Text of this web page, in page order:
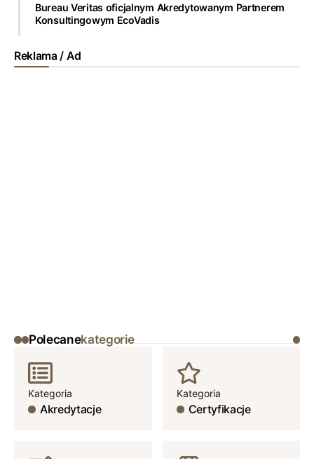
Bureau Veritas oficjalnym Akredytowanym Partnerem
Konsultingowym EcoVadis
Reklama / Ad
Polecanekategorie
Kategoria
Akredytacje
Kategoria
Certyfikacje